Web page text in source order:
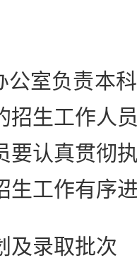
室负责本科
招生工作人
要认真贯彻
生工作有序
录取批次